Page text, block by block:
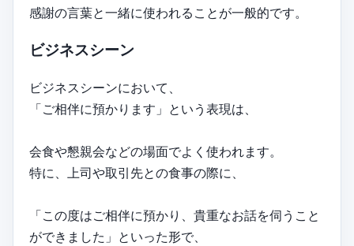
感謝の言葉と一緒に使われることが一般的です。
ビジネスシーン
ビジネスシーンにおいて、
「ご相伴に預かります」という表現は、
会食や懇親会などの場面でよく使われます。
特に、上司や取引先との食事の際に、
「この度はご相伴に預かり、貴重なお話を伺うこと
ができました」といった形で、